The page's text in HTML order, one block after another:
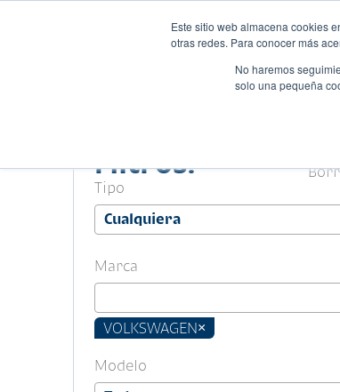
Este sitio web almacena cookies
otras redes. Para conocer más
No haremos
solo una pequeña
Autos
Filtros.
Tipo
Marca
VOLKSWAGEN×
Modelo